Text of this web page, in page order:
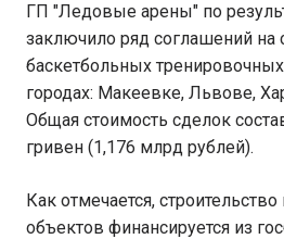
ГП "Ледовые арены" по
заключило ряд соглашений на
баскетбольных
городах: Макеевке, Львове,
Общая стоимость сделок
гривен (1,176 млрд рублей).
Как отмечается,
объектов финансируется из